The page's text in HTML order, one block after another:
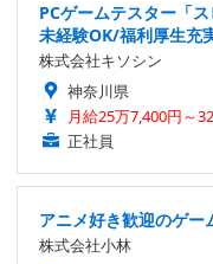
PCゲームテスター「
未経験OK/福利厚生充
株式会社キソシン
神奈川県
月給25万7,400円～
正社員
アニメ好き歓迎のゲ
株式会社小林